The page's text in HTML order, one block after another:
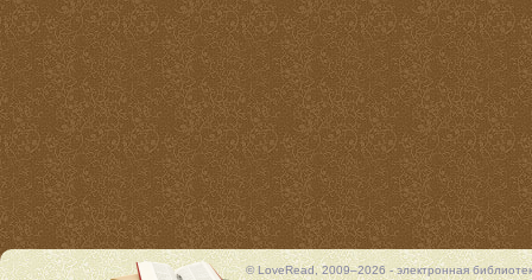
© LoveRead, 2009–2026 - электронная